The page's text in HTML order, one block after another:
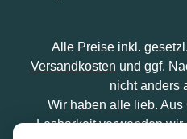
Alle Preise inkl.
Versandkosten und ggf.
nicht anders
Wir haben alle lieb.
Lesbarkeit verwenden